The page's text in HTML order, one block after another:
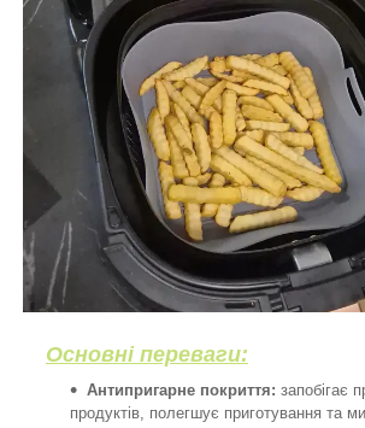
Основні переваги:
Антипригарне покриття: запобігає
продуктів, полегшує приготування та